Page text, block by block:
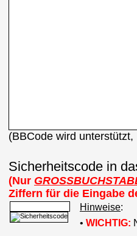
(BBCode wird
Sicherheitscode in
(Nur
Ziffern für die Eingabe
Hinweise:
• WICHTIG: